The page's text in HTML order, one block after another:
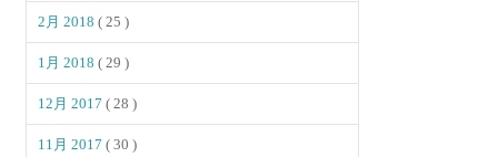
2月 2018( 25 )
1月 2018( 29 )
12月 2017( 28 )
11月 2017( 30 )